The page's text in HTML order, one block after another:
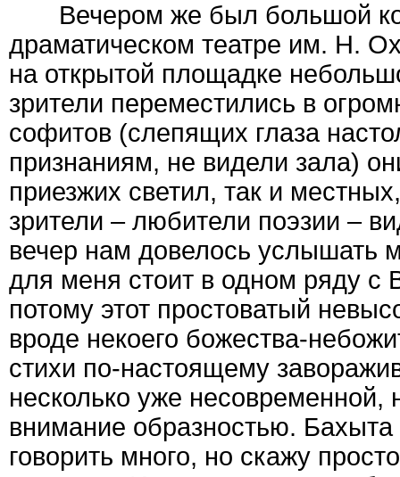
Вечером же был большой
драматическом театре им. Н.
на открытой площадке
зрители переместились в
софитов (слепящих глаза
признаниям, не видели зала)
приезжих светил, так и
зрители – любители поэзии –
вечер нам довелось услышать
для меня стоит в одном ряду с
потому этот простоватый
вроде некоего божества-
стихи по-настоящему
несколько уже
внимание образностью.
говорить много, но скажу